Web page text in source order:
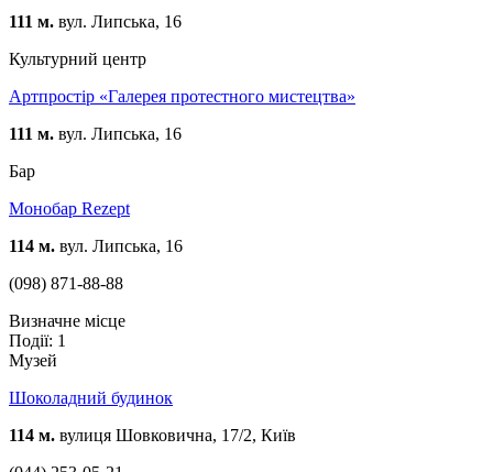
111 м. вул. Липська, 16
Культурний центр
Артпростір «Галерея протестного мистецтва»
111 м. вул. Липська, 16
Бар
Монобар Rezept
114 м. вул. Липська, 16
(098) 871-88-88
Визначне місце
Події: 1
Музей
Шоколадний будинок
114 м. вулиця Шовковична, 17/2, Київ